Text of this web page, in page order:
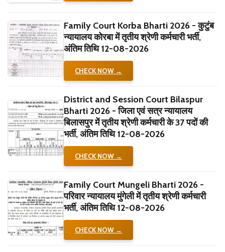
Family Court Korba Bharti 2026 - कुटुंब
न्यायालय कोरबा में तृतीय श्रेणी कर्मचारी भर्ती,
अंतिम तिथि 12-08-2026
CHECK NOW →
District and Session Court Bilaspur
Bharti 2026 - जिला एवं सत्र न्यायालय
बिलासपुर में तृतीय श्रेणी कर्मचारी के 37 पदों की
भर्ती, अंतिम तिथि 12-08-2026
CHECK NOW →
Family Court Mungeli Bharti 2026 -
परिवार न्यायालय मुंगेली में तृतीय श्रेणी कर्मचारी
भर्ती, अंतिम तिथि 12-08-2026
CHECK NOW →